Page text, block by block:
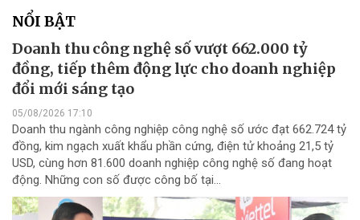
NỔI BẬT
Doanh thu công nghệ số vượt 662.000 tỷ
đồng, tiếp thêm động lực cho doanh nghiệp
đổi mới sáng tạo
05/08/2026 17:10
Doanh thu ngành công nghiệp công nghệ số ước đạt 662.724 tỷ
đồng, kim ngạch xuất khẩu phần cứng, điện tử khoảng 21,5 tỷ
USD, cùng hơn 81.600 doanh nghiệp công nghệ số đang hoạt
động. Những con số được công bố tại...